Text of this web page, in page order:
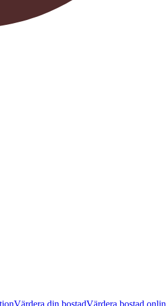
Värdera din bostadVärdera bostad